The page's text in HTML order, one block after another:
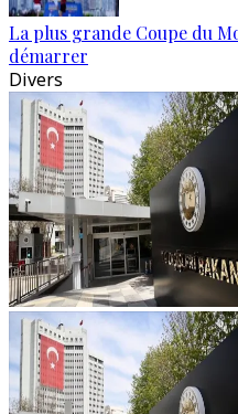
La plus grande Coupe du
démarrer
Divers